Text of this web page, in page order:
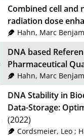
Combined cell and
radiation dose
Hahn, Marc
DNA based
Pharmaceutical
Hahn, Marc
DNA Stability in
Data-Storage:
(2022)
Cordsmeier, Leo;